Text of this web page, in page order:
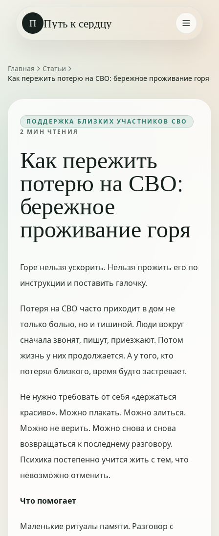
П Путь к сердцу
Главная
Статьи
Как пережить потерю на СВО: бережное проживание горя
ПОДДЕРЖКА БЛИЗКИХ УЧАСТНИКОВ СВО
2 МИН ЧТЕНИЯ
Как пережить
потерю на СВО:
бережное
проживание горя
Горе нельзя ускорить. Нельзя прожить его по
инструкции и поставить галочку.
Потеря на СВО часто приходит в дом не
только болью, но и тишиной. Люди вокруг
сначала звонят, пишут, приезжают. Потом
жизнь у них продолжается. А у того, кто
потерял близкого, время будто застревает.
Не нужно требовать от себя «держаться
красиво». Можно плакать. Можно злиться.
Можно не верить. Можно снова и снова
возвращаться к последнему разговору.
Психика постепенно учится жить с тем, что
невозможно отменить.
Что помогает
Маленькие ритуалы памяти. Разговор с